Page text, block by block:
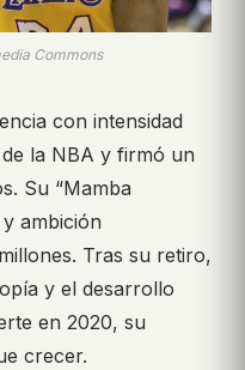
Commons
con intensidad
la NBA y firmó un
Su “Mamba
ambición
Tras su retiro,
y el desarrollo
en 2020, su
crecer.